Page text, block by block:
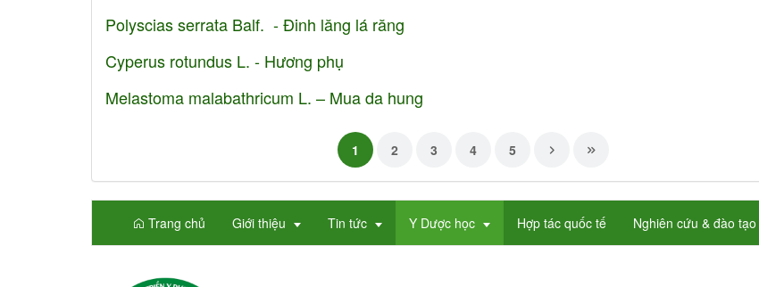
Polyscias serrata Balf. - Đinh lăng lá răng
Cyperus rotundus L. - Hương phụ
Melastoma malabathricum L. – Mua da hung
1 2 3 4 5
Trang chủ Giới thiệu Tin tức Y Dược học Hợp tác quốc tế Nghiên cứu & đào tạo